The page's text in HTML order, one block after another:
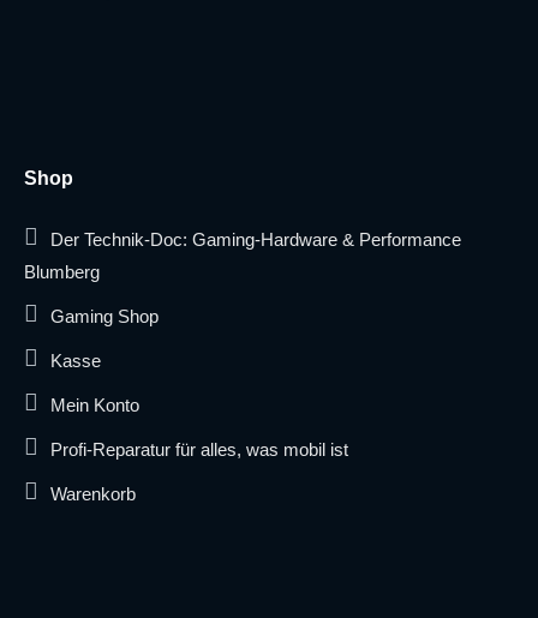
Shop
Der Technik-Doc: Gaming-Hardware & Performance
Blumberg
Gaming Shop
Kasse
Mein Konto
Profi-Reparatur für alles, was mobil ist
Warenkorb